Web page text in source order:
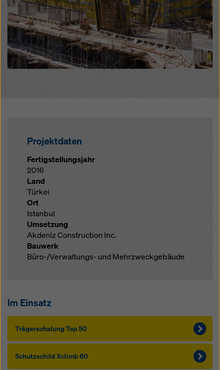
Projektdaten
Fertigstellungsjahr
2016
Land
Türkei
Ort
Istanbul
Umsetzung
Akdeniz Construction Inc.
Bauwerk
Büro-/Verwaltungs- und Mehrzweckgebäude
Im Einsatz
Träger­schalung Top 50
Schutzschild Xclimb 60